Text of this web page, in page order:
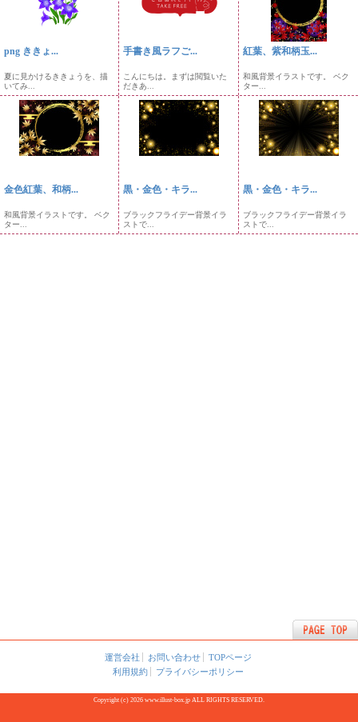
png ききょ...
夏に見かけるききょうを、描
いてみ...
手書き風ラフご...
こんにちは。まずは閲覧いた
だきあ...
紅葉、紫和柄玉...
和風背景イラストです。 ベク
ター...
金色紅葉、和柄...
和風背景イラストです。 ベク
ター...
黒・金色・キラ...
ブラックフライデー背景イラ
ストで...
黒・金色・キラ...
ブラックフライデー背景イラ
ストで...
運営会社 お問い合わせ
TOPページ
利用規約
プライバシーポリシー
Copyright (c) 2026 www.illust-box.jp ALL RIGHTS RESERVED.